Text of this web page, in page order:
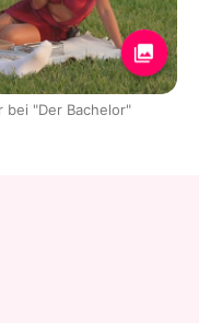
bei "Der Bachelor"